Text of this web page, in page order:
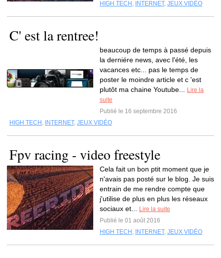
HIGH TECH , INTERNET, JEUX VIDÉO
C' est la rentree!
beaucoup de temps à passé depuis
la derniére news, avec l'été, les
vacances etc... pas le temps de
poster le moindre article et c 'est
plutôt ma chaine Youtube...
Lire la
suite
Publié le 16 septembre 2016
HIGH TECH , INTERNET, JEUX VIDÉO
Fpv racing - video freestyle
Cela fait un bon ptit moment que je
n'avais pas posté sur le blog. Je suis
entrain de me rendre compte que
j'utilise de plus en plus les réseaux
sociaux et...
Lire la suite
Publié le 01 août 2016
HIGH TECH , INTERNET, JEUX VIDÉO